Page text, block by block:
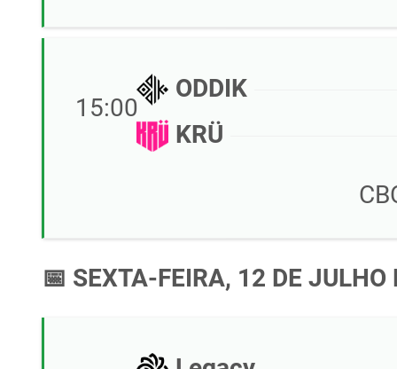
15:00
ODDIK
KRÜ
📅 SEXTA-FEIRA, 12 DE JULHO